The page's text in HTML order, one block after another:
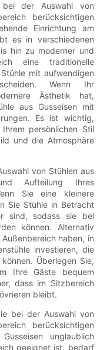
der Auswahl von
berücksichtigen
Einrichtung am
es in verschiedenen
hin zu moderner und
eine traditionelle
mit aufwendigen
Wenn Ihr
Ästhetik hat,
aus Gusseisen mit
Es ist wichtig,
persönlichen Stil
und die Atmosphäre
von Stühlen aus
Aufteilung Ihres
Sie eine kleinere
Sie Stühle in Betracht
sind, sodass sie bei
können. Alternativ
haben, in
investieren, die
Überlegen Sie,
Ihre Gäste bequem
dass im Sitzbereich
bleibt.
bei der Auswahl von
berücksichtigen
unglaublich
geeignet ist, bedarf